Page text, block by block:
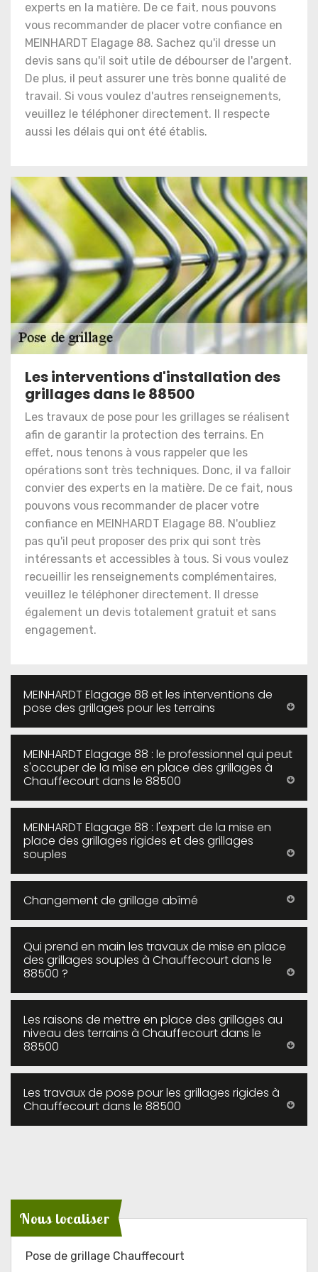
experts en la matière. De ce fait, nous pouvons
vous recommander de placer votre confiance en
MEINHARDT Elagage 88. Sachez qu'il dresse un
devis sans qu'il soit utile de débourser de l'argent.
De plus, il peut assurer une très bonne qualité de
travail. Si vous voulez d'autres renseignements,
veuillez le téléphoner directement. Il respecte
aussi les délais qui ont été établis.
Les interventions d'installation des
grillages dans le 88500
Les travaux de pose pour les grillages se réalisent
afin de garantir la protection des terrains. En
effet, nous tenons à vous rappeler que les
opérations sont très techniques. Donc, il va falloir
convier des experts en la matière. De ce fait, nous
pouvons vous recommander de placer votre
confiance en MEINHARDT Elagage 88. N'oubliez
pas qu'il peut proposer des prix qui sont très
intéressants et accessibles à tous. Si vous voulez
recueillir les renseignements complémentaires,
veuillez le téléphoner directement. Il dresse
également un devis totalement gratuit et sans
engagement.
MEINHARDT Elagage 88 et les interventions de
pose des grillages pour les terrains
MEINHARDT Elagage 88 : le professionnel qui peut
s'occuper de la mise en place des grillages à
Chauffecourt dans le 88500
MEINHARDT Elagage 88 : l'expert de la mise en
place des grillages rigides et des grillages
souples
Changement de grillage abîmé
Qui prend en main les travaux de mise en place
des grillages souples à Chauffecourt dans le
88500 ?
Les raisons de mettre en place des grillages au
niveau des terrains à Chauffecourt dans le
88500
Les travaux de pose pour les grillages rigides à
Chauffecourt dans le 88500
Nous localiser
Pose de grillage Chauffecourt